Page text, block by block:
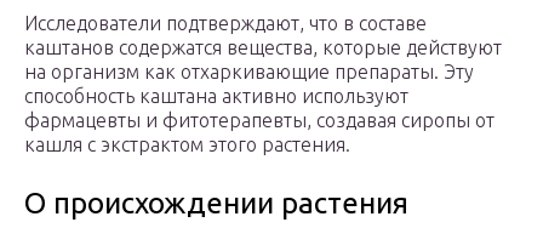
Исследователи подтверждают, что в составе
каштанов содержатся вещества, которые действуют
на организм как отхаркивающие препараты. Эту
способность каштана активно используют
фармацевты и фитотерапевты, создавая сиропы от
кашля с экстрактом этого растения.
О происхождении растения